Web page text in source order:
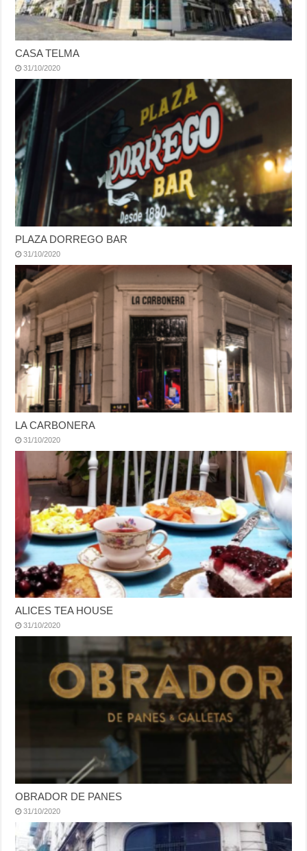
CASA TELMA
31/10/2020
PLAZA DORREGO BAR
31/10/2020
LA CARBONERA
31/10/2020
ALICES TEA HOUSE
31/10/2020
OBRADOR DE PANES
31/10/2020